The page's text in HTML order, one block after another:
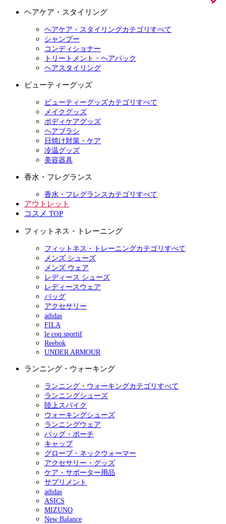
ヘアケア・スタイリング
ヘアケア・スタイリングカテゴリすべて
シャンプー
コンディショナー
トリートメント・ヘアパック
ヘアスタイリング
ビューティーグッズ
ビューティーグッズカテゴリすべて
メイクグッズ
ボディケアグッズ
ヘアブラシ
日焼け対策・ケア
冷温グッズ
美容器具
香水・フレグランス
香水・フレグランスカテゴリすべて
アウトレット
コスメ TOP
フィットネス・トレーニング
フィットネス・トレーニングカテゴリすべて
メンズ シューズ
メンズ ウェア
レディース シューズ
レディースウェア
バッグ
アクセサリー
adidas
FILA
le coq sportif
Reebok
UNDER ARMOUR
ランニング・ウォーキング
ランニング・ウォーキングカテゴリすべて
ランニングシューズ
陸上スパイク
ウォーキングシューズ
ランニングウェア
バッグ・ポーチ
キャップ
グローブ・ネックウォーマー
アクセサリー・グッズ
ケア・サポーター用品
サプリメント
adidas
ASICS
MIZUNO
New Balance